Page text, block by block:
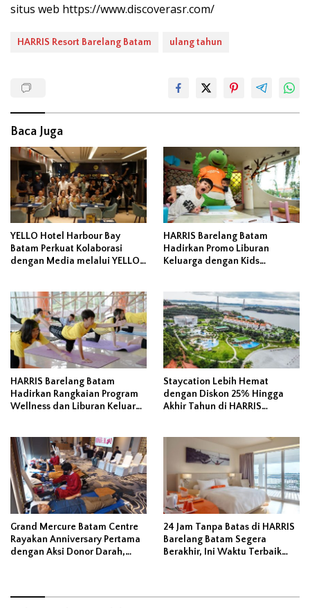
situs web https://www.discoverasr.com/
HARRIS Resort Barelang Batam ulang tahun
Baca Juga
YELLO Hotel Harbour Bay
Batam Perkuat Kolaborasi
dengan Media melalui YELLO
HARRIS Barelang Batam
Hadirkan Promo Liburan
Keluarga dengan Kids
HARRIS Barelang Batam
Hadirkan Rangkaian Program
Wellness dan Liburan Keluarga
Staycation Lebih Hemat
dengan Diskon 25% Hingga
Akhir Tahun di HARRIS
Grand Mercure Batam Centre
Rayakan Anniversary Pertama
dengan Aksi Donor Darah,
24 Jam Tanpa Batas di HARRIS
Barelang Batam Segera
Berakhir, Ini Waktu Terbaik